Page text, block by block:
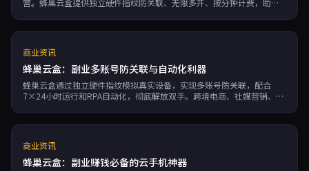
营。蜂巢云盒提供独立硬件指纹防关联、无限多开、按分钟计费，助你
商业资讯
蜂巢云盒：副业多账号防关联与自动化利器
蜂巢云盒通过独立硬件指纹模拟真实设备，实现多账号防关联，配合
7×24小时运行和RPA自动化，彻底解放双手。跨境电商、社媒营销、游
商业资讯
蜂巢云盒：副业赚钱必备的云手机神器